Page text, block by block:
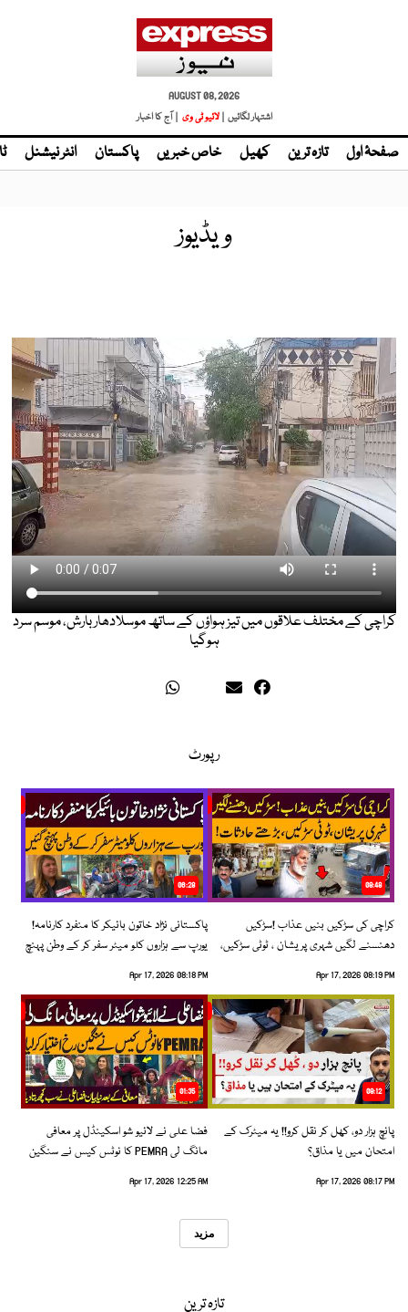
AUGUST 08, 2026
اشتہار لگائیں |
| آج کا اخبار
صفحۂ اول تازہ ترین کھیل خاص خبریں پاکستان انٹر نیشنل
ویڈیوز
کراچی کے مختلف علاقوں میں تیز ہواؤں کے ساتھ موسلادھار بارش، موسم سرد
ہوگیا
رپورٹ
08:48
کراچی کی سڑکیں بنیں عذاب !سڑکیں
دھنسنے لگیں شہری پریشان ، ٹوٹی سڑکیں،
Apr 17, 2026 08:19 PM
06:28
پاکستانی نژاد خاتون بائیکر کا منفرد کارنامہ!
یورپ سے ہزاروں کلو میٹر سفر کر کے وطن پہنچ
Apr 17, 2026 08:18 PM
09:12
پانچ ہزار دو، کھل کر نقل کرو!! یہ میٹرک کے
امتحان میں یا مذاق؟
Apr 17, 2026 08:17 PM
01:35
فضا علی نے لائیو شو اسکینڈل پر معافی
مانگ لی PEMRA کا نوٹس کیس نے سنگین
Apr 17, 2026 12:25 AM
مزید
تازہ ترین